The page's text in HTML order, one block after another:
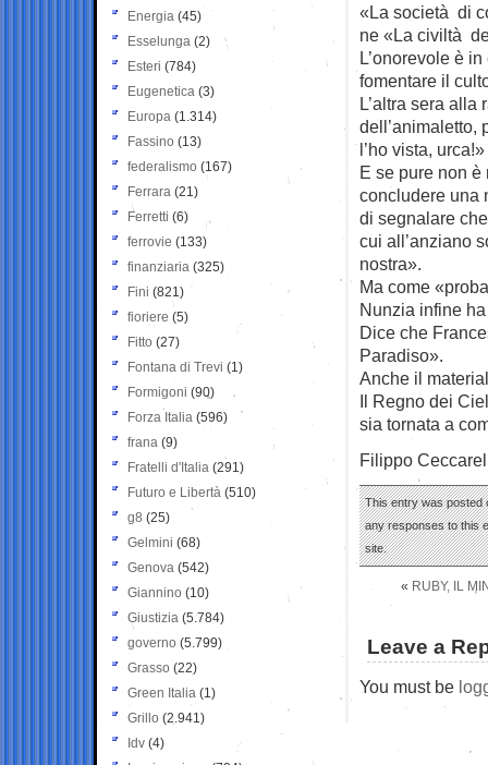
«La società di
ne «La civiltà
L’onorevole è
fomentare il
L’altra sera
dell’animaletto,
l’ho vista,
E se pure non
concludere una
di segnalare
cui all’anziano
nostra».
Ma come
Nunzia infine
Dice che
Paradiso».
Anche il
Il Regno dei
sia tornata a
Filippo
This entry was posted
any responses to this
site.
« RUBY, IL
Leave a
You must be
Energia (45)
Esselunga (2)
Esteri (784)
Eugenetica (3)
Europa (1.314)
Fassino (13)
federalismo (167)
Ferrara (21)
Ferretti (6)
ferrovie (133)
finanziaria (325)
Fini (821)
fioriere (5)
Fitto (27)
Fontana di Trevi (1)
Formigoni (90)
Forza Italia (596)
frana (9)
Fratelli d'Italia (291)
Futuro e Libertà (510)
g8 (25)
Gelmini (68)
Genova (542)
Giannino (10)
Giustizia (5.784)
governo (5.799)
Grasso (22)
Green Italia (1)
Grillo (2.941)
Idv (4)